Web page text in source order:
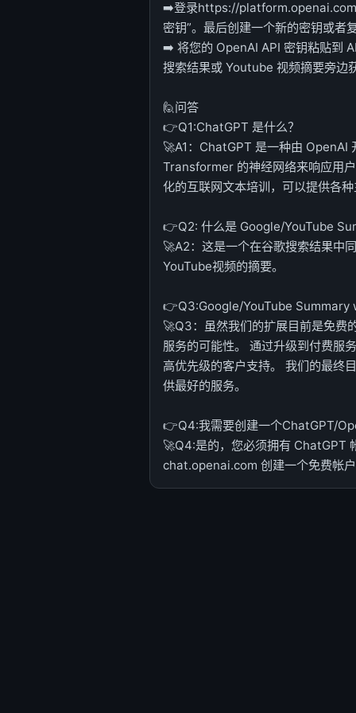
➡️登录https://platform.openai.com
密钥”。最后创建一个新的密钥或者
➡️ 将您的 OpenAI API 密钥粘贴到
搜索结果或 Youtube 视频摘要旁边
🙋问答
👉Q1:ChatGPT 是什么？
🚀A1：ChatGPT 是一种由 OpenAI
Transformer 的神经网络来响应用
化的互联网文本培训，可以提供各
👉Q2: 什么是 Google/YouTube
🚀A2：这是一个在谷歌搜索结果中
YouTube视频的摘要。
👉Q3:Google/YouTube Summary
🚀Q3：虽然我们的扩展目前是免费
服务的可能性。 通过升级到付费服
高优先级的客户支持。 我们的最终
供最好的服务。
👉Q4:我需要创建一个ChatGPT/
🚀Q4:是的，您必须拥有 ChatGPT
chat.openai.com 创建一个免费帐